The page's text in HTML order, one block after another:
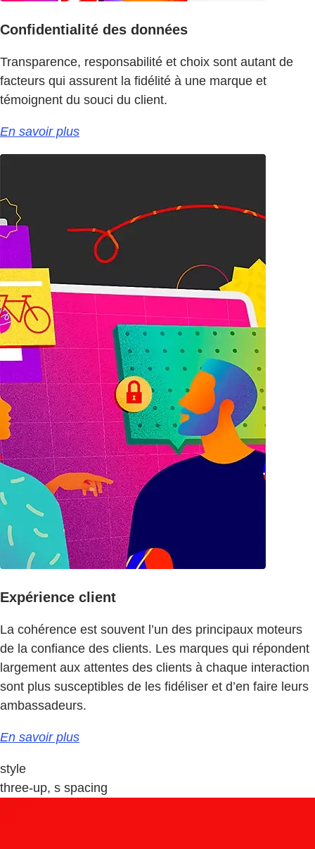
Confidentialité des données
Transparence, responsabilité et choix sont autant de
facteurs qui assurent la fidélité à une marque et
témoignent du souci du client.
En savoir plus
Expérience client
La cohérence est souvent l’un des principaux moteurs
de la confiance des clients. Les marques qui répondent
largement aux attentes des clients à chaque interaction
sont plus susceptibles de les fidéliser et d’en faire leurs
ambassadeurs.
En savoir plus
style
three-up, s spacing